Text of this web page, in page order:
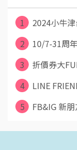
1
2024小牛
2
10/7-31周
3
折價券大
4
LINE
5
FB&IG 新